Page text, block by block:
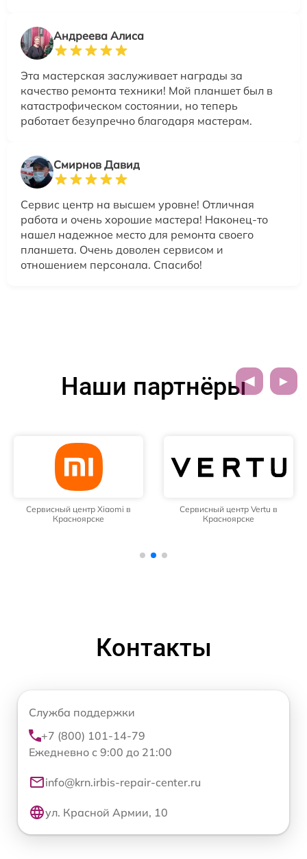
Андреева Алиса
Эта мастерская заслуживает награды за
качество ремонта техники! Мой планшет был в
катастрофическом состоянии, но теперь
работает безупречно благодаря мастерам.
Смирнов Давид
Сервис центр на высшем уровне! Отличная
работа и очень хорошие мастера! Наконец-то
нашел надежное место для ремонта своего
планшета. Очень доволен сервисом и
отношением персонала. Спасибо!
Наши партнёры
Сервисный центр Xiaomi в
Красноярске
Сервисный центр Vertu в
Красноярске
Контакты
Служба поддержки
+7 (800) 101-14-79
Ежедневно с 9:00 до 21:00
info@krn.irbis-repair-center.ru
ул. Красной Армии, 10